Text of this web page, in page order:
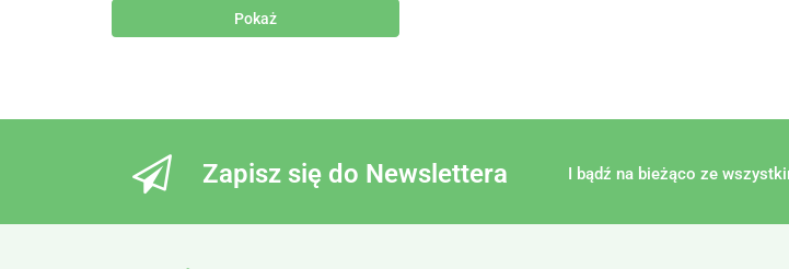
Pokaż
Zapisz się do Newslettera I bądź na bieżąco ze